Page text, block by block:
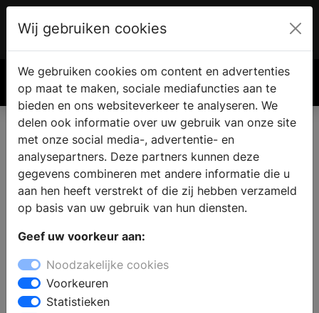
€ 0.00
Wij gebruiken cookies
We gebruiken cookies om content en advertenties
op maat te maken, sociale mediafuncties aan te
bieden en ons websiteverkeer te analyseren. We
delen ook informatie over uw gebruik van onze site
met onze social media-, advertentie- en
analysepartners. Deze partners kunnen deze
gegevens combineren met andere informatie die u
aan hen heeft verstrekt of die zij hebben verzameld
op basis van uw gebruik van hun diensten.
Geef uw voorkeur aan:
Noodzakelijke cookies
Voorkeuren
Statistieken